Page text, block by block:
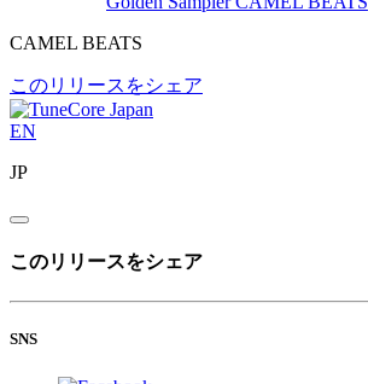
CAMEL BEATS
このリリースをシェア
EN
JP
このリリースをシェア
SNS